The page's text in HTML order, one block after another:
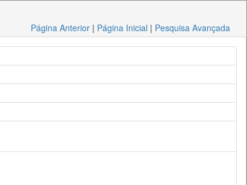
Página Anterior | Página Inicial | Pesquisa Avançada